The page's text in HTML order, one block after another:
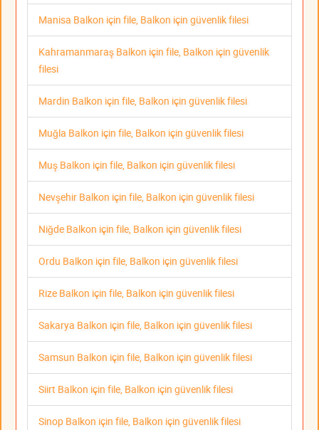
Manisa Balkon için file, Balkon için güvenlik filesi
Kahramanmaraş Balkon için file, Balkon için güvenlik
filesi
Mardin Balkon için file, Balkon için güvenlik filesi
Muğla Balkon için file, Balkon için güvenlik filesi
Muş Balkon için file, Balkon için güvenlik filesi
Nevşehir Balkon için file, Balkon için güvenlik filesi
Niğde Balkon için file, Balkon için güvenlik filesi
Ordu Balkon için file, Balkon için güvenlik filesi
Rize Balkon için file, Balkon için güvenlik filesi
Sakarya Balkon için file, Balkon için güvenlik filesi
Samsun Balkon için file, Balkon için güvenlik filesi
Siirt Balkon için file, Balkon için güvenlik filesi
Sinop Balkon için file, Balkon için güvenlik filesi